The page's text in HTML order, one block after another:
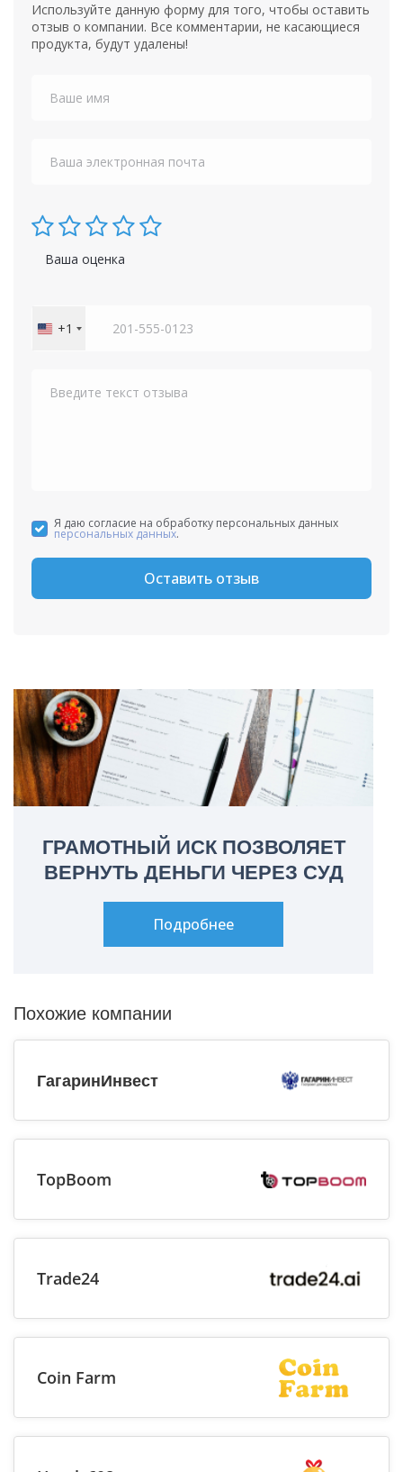
Используйте данную форму для того, чтобы оставить
отзыв о компании. Все комментарии, не касающиеся
продукта, будут удалены!
Ваша оценка
United
+1
Я даю согласие на обработку персональных данных
персональных данных.
Оставить отзыв
ГРАМОТНЫЙ ИСК ПОЗВОЛЯЕТ
ВЕРНУТЬ ДЕНЬГИ ЧЕРЕЗ СУД
Подробнее
Похожие компании
ГагаринИнвест
TopBoom
Trade24
Coin Farm